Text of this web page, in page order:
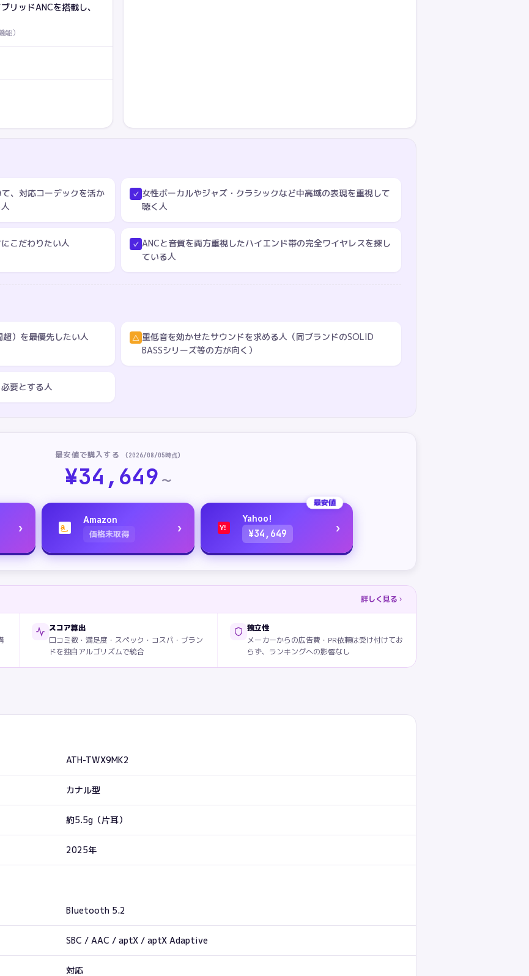
リッドANCを搭載し、
能）
、対応コーデックを活か
✓ 女性ボーカルやジャズ・クラシックなど中高域の表現を重視して
聴く人
こだわりたい人 ✓ ANCと音質を両方重視したハイエンド帯の完全ワイヤレスを探し
ている人
）を最優先したい人 △ 重低音を効かせたサウンドを求める人（同ブランドのSOLID
BASSシリーズ等の方が向く）
要とする人
最安値で購入する (2026/08/05時点)
¥34,649 〜
› a
Amazon
価格未取得 ›
最安値
Y!
Yahoo!
¥34,649 ›
詳しく見る
スコア算出
口コミ数・満足度・スペック・コスパ・ブラン
ドを独自アルゴリズムで統合
独立性
メーカーからの広告費・PR依頼は受け付けてお
らず、ランキングへの影響なし
ATH-TWX9MK2
カナル型
約5.5g（片耳）
2025年
Bluetooth 5.2
SBC / AAC / aptX / aptX Adaptive
対応